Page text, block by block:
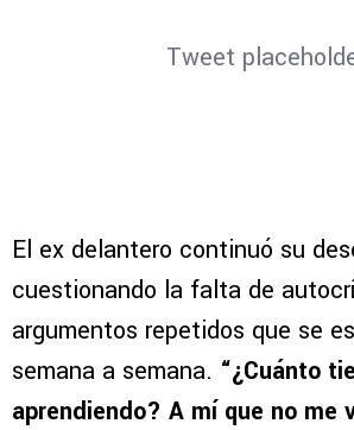
Tweet
El ex delantero continuó su
cuestionando la falta de
argumentos repetidos que se
semana a semana. “¿Cuánto
aprendiendo? A mí que no me